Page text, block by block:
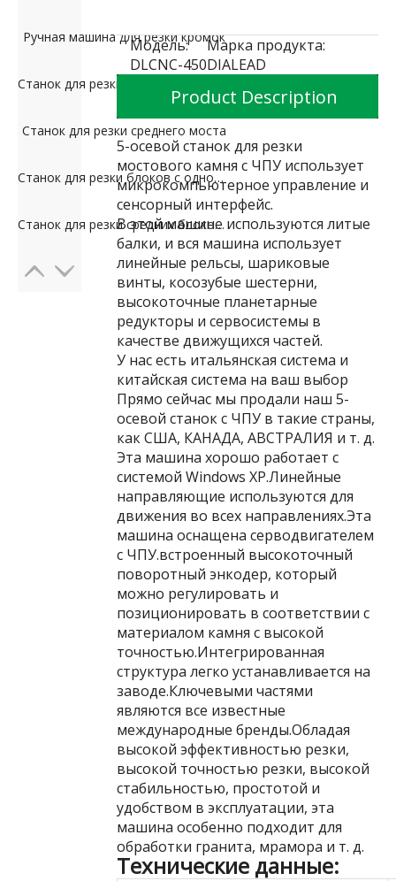
Ручная машина для резки кромок
Станок для резки среднего моста
Станок для резки блоков с одной рукой (гидравлический четырехстоечный)
Станок для резки средних блоков с одной рукой
Модель:
DLCNC-450
Марка продукта:
DIALEAD
Product Description
5-осевой станок для резки
мостового камня с ЧПУ использует
микрокомпьютерное управление и
сенсорный интерфейс.
В этой машине используются литые
балки, и вся машина использует
линейные рельсы, шариковые
винты, косозубые шестерни,
высокоточные планетарные
редукторы и сервосистемы в
качестве движущихся частей.
У нас есть итальянская система и
китайская система на ваш выбор
Прямо сейчас мы продали наш 5-
осевой станок с ЧПУ в такие страны,
как США, КАНАДА, АВСТРАЛИЯ и т. д.
Эта машина хорошо работает с
системой Windows XP.Линейные
направляющие используются для
движения во всех направлениях.Эта
машина оснащена серводвигателем
с ЧПУ.встроенный высокоточный
поворотный энкодер, который
можно регулировать и
позиционировать в соответствии с
материалом камня с высокой
точностью.Интегрированная
структура легко устанавливается на
заводе.Ключевыми частями
являются все известные
международные бренды.Обладая
высокой эффективностью резки,
высокой точностью резки, высокой
стабильностью, простотой и
удобством в эксплуатации, эта
машина особенно подходит для
обработки гранита, мрамора и т. д.
Технические данные: